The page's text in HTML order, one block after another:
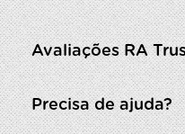
Avaliações RA
Precisa de ajuda?